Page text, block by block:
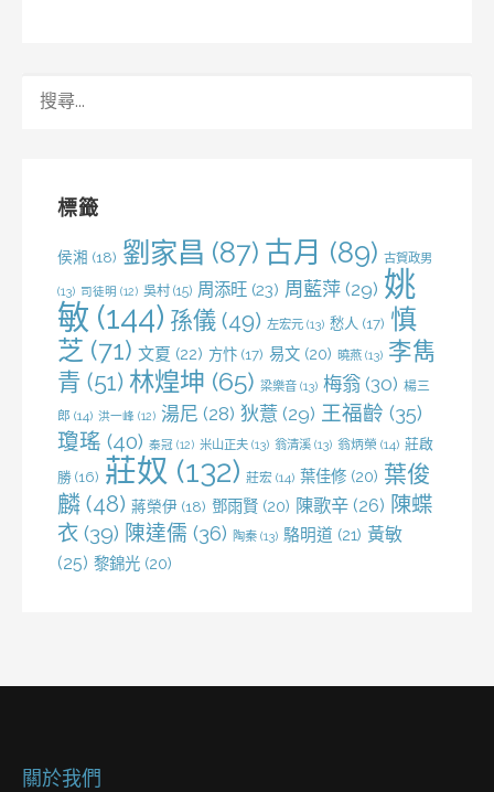
標籤
侯湘 (18) 劉家昌 (87) 古月 (89) 古賀政男
(13) 司徒明 (12) 吳村 (15) 周添旺 (23) 周藍萍 (29) 姚
敏 (144) 孫儀 (49) 左宏元 (13) 愁人 (17) 慎
芝 (71) 文夏 (22) 方忭 (17) 易文 (20) 曉燕 (13) 李雋
青 (51) 林煌坤 (65) 梁樂音 (13) 梅翁 (30) 楊三
郎 (14) 洪一峰 (12) 湯尼 (28) 狄薏 (29) 王福齡 (35)
瓊瑤 (40) 秦冠 (12) 米山正夫 (13) 翁清溪 (13) 翁炳榮 (14) 莊啟
勝 (16) 莊奴 (132) 莊宏 (14) 葉佳修 (20) 葉俊
麟 (48) 蔣榮伊 (18) 鄧雨賢 (20) 陳歌辛 (26) 陳蝶
衣 (39) 陳達儒 (36) 陶秦 (13) 駱明道 (21) 黃敏
(25) 黎錦光 (20)
關於我們